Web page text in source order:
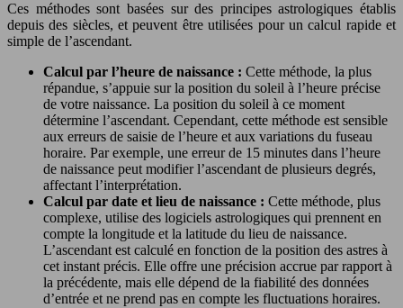
Ces méthodes sont basées sur des principes astrologiques établis
depuis des siècles, et peuvent être utilisées pour un calcul rapide et
simple de l’ascendant.
Calcul par l’heure de naissance : Cette méthode, la plus
répandue, s’appuie sur la position du soleil à l’heure précise
de votre naissance. La position du soleil à ce moment
détermine l’ascendant. Cependant, cette méthode est sensible
aux erreurs de saisie de l’heure et aux variations du fuseau
horaire. Par exemple, une erreur de 15 minutes dans l’heure
de naissance peut modifier l’ascendant de plusieurs degrés,
affectant l’interprétation.
Calcul par date et lieu de naissance : Cette méthode, plus
complexe, utilise des logiciels astrologiques qui prennent en
compte la longitude et la latitude du lieu de naissance.
L’ascendant est calculé en fonction de la position des astres à
cet instant précis. Elle offre une précision accrue par rapport à
la précédente, mais elle dépend de la fiabilité des données
d’entrée et ne prend pas en compte les fluctuations horaires.